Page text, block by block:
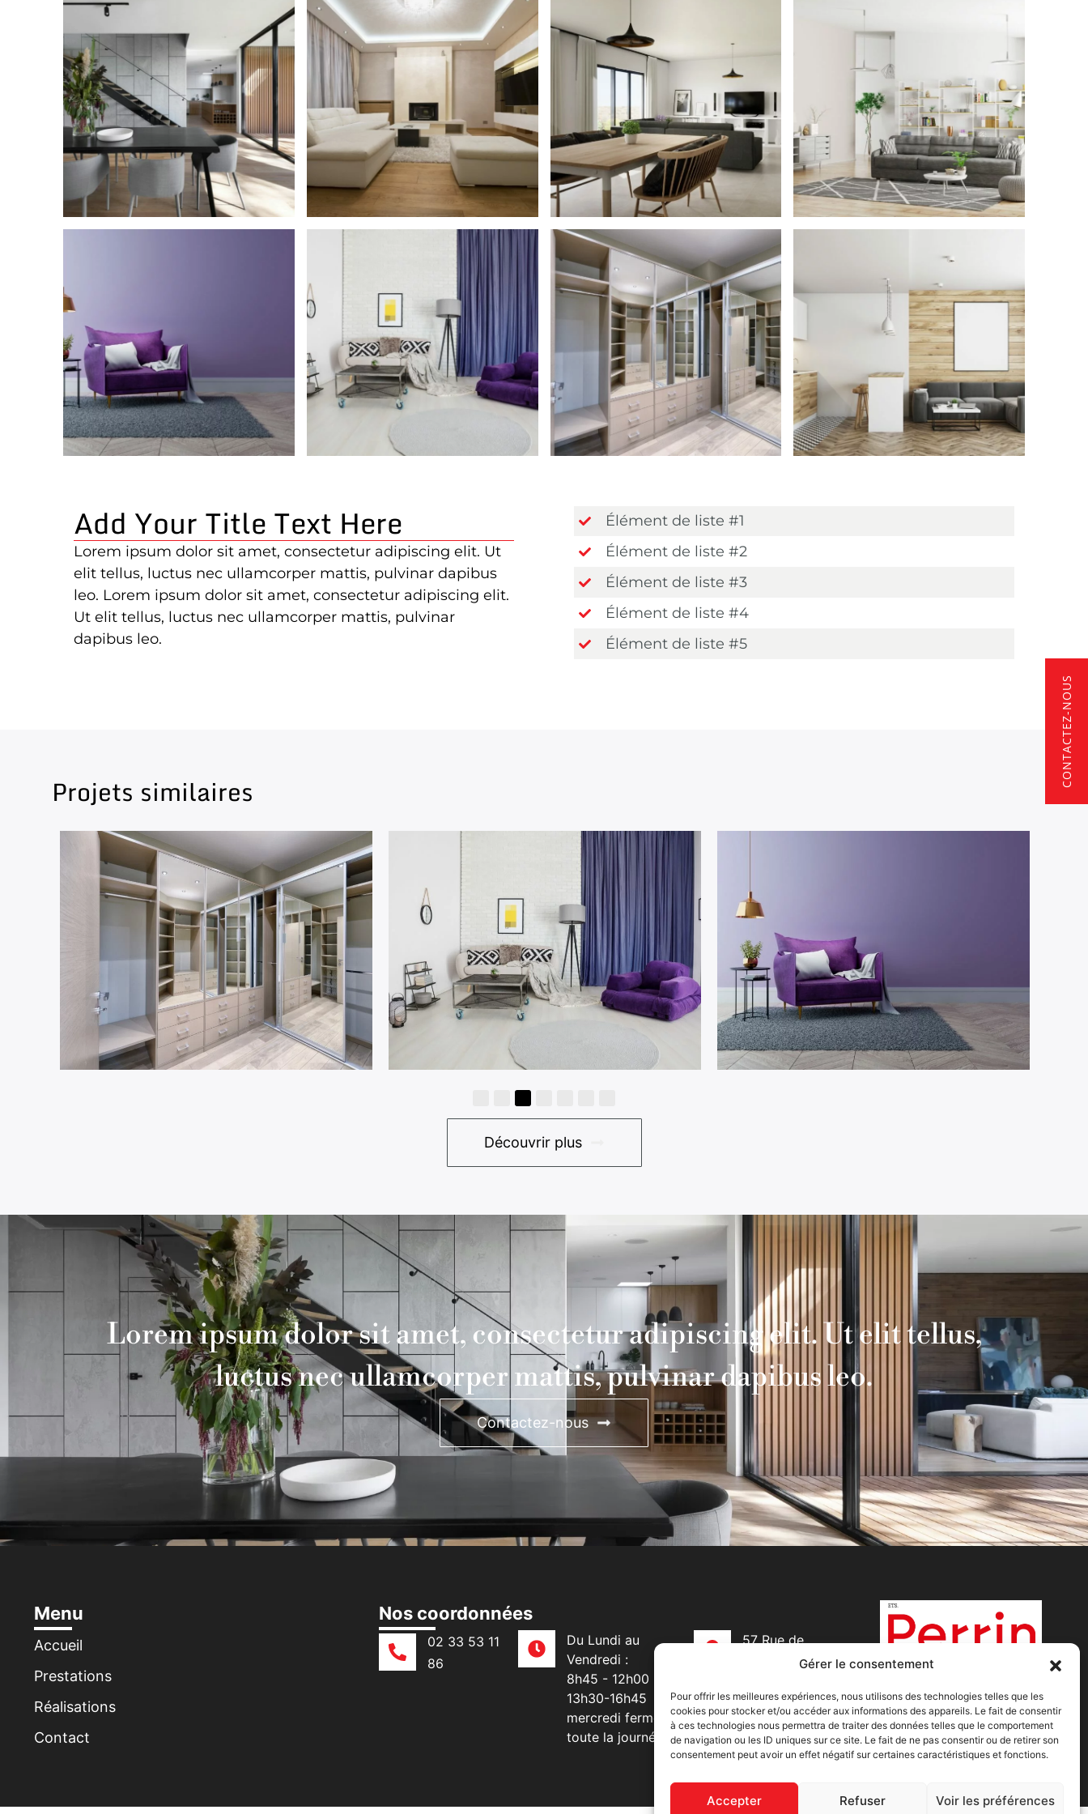
Gérer le consentement
Pour offrir les meilleures expériences, nous utilisons des technologies telles que les
cookies pour stocker et/ou accéder aux informations des appareils. Le fait de consentir
à ces technologies nous permettra de traiter des données telles que le comportement
de navigation ou les ID uniques sur ce site. Le fait de ne pas consentir ou de retirer son
consentement peut avoir un effet négatif sur certaines caractéristiques et fonctions.
Accepter Refuser Voir les préférences
Add Your Title Text Here
Lorem ipsum dolor sit amet, consectetur adipiscing elit. Ut
elit tellus, luctus nec ullamcorper mattis, pulvinar dapibus
leo. Lorem ipsum dolor sit amet, consectetur adipiscing elit.
Ut elit tellus, luctus nec ullamcorper mattis, pulvinar
dapibus leo.
Élément de liste #1
Élément de liste #2
Élément de liste #3
Élément de liste #4
Élément de liste #5
Projets similaires
Catégorie 01 Catégorie 01 Catégorie 01
Découvrir plus
Lorem ipsum dolor sit amet, consectetur adipiscing elit. Ut elit tellus,
luctus nec ullamcorper mattis, pulvinar dapibus leo.
Contactez-nous
Menu
Accueil
Prestations
Réalisations
Contact
Nos coordonnées
02 33 53 11
86
Du Lundi au
Vendredi :
8h45 - 12h00 |
13h30-16h45
mercredi fermé
toute la journée
57 Rue de
Beuzeville
en-Cotentin
CONTACTEZ-NOUS